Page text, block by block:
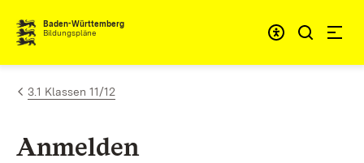
Zum Inhalt springen
Baden-Württemberg
Bildungspläne
3.1 Klassen 11/12
Anmelden